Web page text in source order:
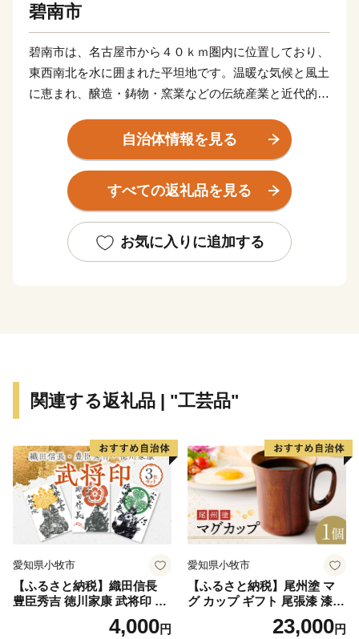
碧南市
碧南市は、名古屋市から４０ｋｍ圏内に位置しており、
東西南北を水に囲まれた平坦地です。温暖な気候と風土
に恵まれ、醸造・鋳物・窯業などの伝統産業と近代的な
と調和のとれた産業構造となっています。
自治体情報を見る
すべての返礼品を見る
お気に入りに追加する
関連する返礼品 | "工芸品"
愛知県小牧市
【ふるさと納税】織田信長
豊臣秀吉 徳川家康 武将印 3
枚 セット イラスト 戦国 武将
小牧山城 墨絵 龍画師 書道ア
4,000円
愛知県小牧市
【ふるさと納税】尾州塗 マ
グ カップ ギフト 尾張漆 漆
漆器 漆器工芸 工芸品 芸術性
実用性 抗菌性 美味しく安全
23,000円